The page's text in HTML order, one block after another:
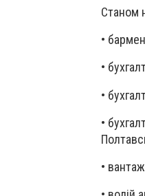
Станом
• бармен
•
•
•
•